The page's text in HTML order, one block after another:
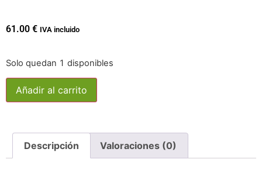
61.00 € IVA incluido
Solo quedan 1 disponibles
Añadir al carrito
Descripción Valoraciones (0)